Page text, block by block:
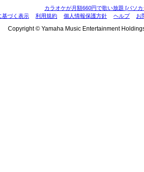
カラオケが月額660円で歌い放題 [パソ
基づく表示
利用規約 個人情報保護方針 ヘルプ お
Copyright © Yamaha Music Entertainment